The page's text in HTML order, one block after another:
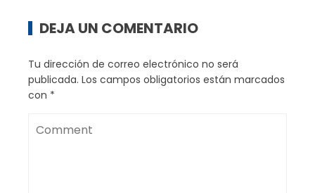
DEJA UN COMENTARIO
Tu dirección de correo electrónico no será
publicada. Los campos obligatorios están marcados
con *